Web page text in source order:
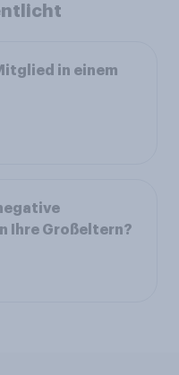
in einem
Ihre Großeltern?